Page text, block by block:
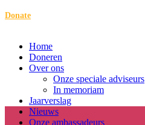
Donate
Home
Doneren
Over ons
Onze speciale adviseurs
In memoriam
Jaarverslag
Nieuws
Onze ambassadeurs